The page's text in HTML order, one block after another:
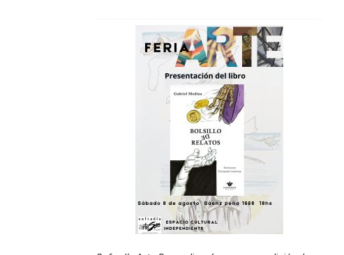
sede
del
cierre
general
de
los
Juegos
Epade
2027